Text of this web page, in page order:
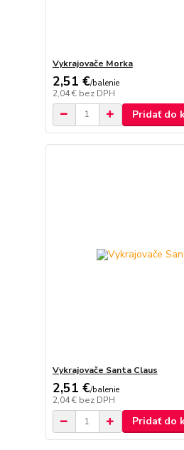
Vykrajovače Morka
2,51 €/balenie
2,04 € bez DPH
Pridať do
Vykrajovače Santa Claus
2,51 €/balenie
2,04 € bez DPH
Pridať do